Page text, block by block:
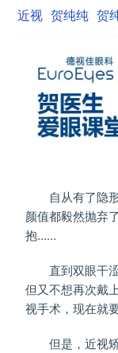
近视 贺纯纯 贺
自从有了隐形
颜值都毅然抛弃
抱......
直到双眼干涩
但又不想再次戴
视手术，现在就
但是，近视矫